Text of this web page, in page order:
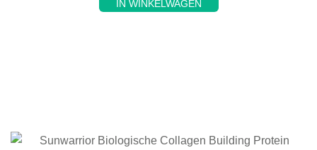
IN WINKELWAGEN